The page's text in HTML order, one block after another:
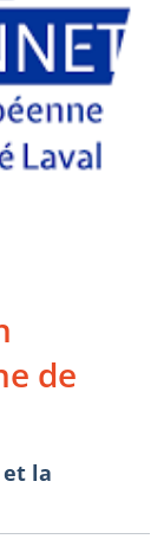
de
et la